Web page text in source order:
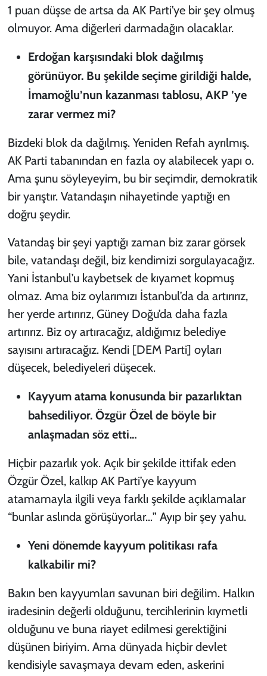
1 puan düşse de artsa da AK Parti’ye bir şey olmuş
olmuyor. Ama diğerleri darmadağın olacaklar.
Erdoğan karşısındaki blok dağılmış
görünüyor. Bu şekilde seçime girildiği halde,
İmamoğlu’nun kazanması tablosu, AKP ’ye
zarar vermez mi?
Bizdeki blok da dağılmış. Yeniden Refah ayrılmış.
AK Parti tabanından en fazla oy alabilecek yapı o.
Ama şunu söyleyeyim, bu bir seçimdir, demokratik
bir yarıştır. Vatandaşın nihayetinde yaptığı en
doğru şeydir.
Vatandaş bir şeyi yaptığı zaman biz zarar görsek
bile, vatandaşı değil, biz kendimizi sorgulayacağız.
Yani İstanbul’u kaybetsek de kıyamet kopmuş
olmaz. Ama biz oylarımızı İstanbul’da da artırırız,
her yerde artırırız, Güney Doğu’da daha fazla
artırırız. Biz oy artıracağız, aldığımız belediye
sayısını artıracağız. Kendi [DEM Parti] oyları
düşecek, belediyeleri düşecek.
Kayyum atama konusunda bir pazarlıktan
bahsediliyor. Özgür Özel de böyle bir
anlaşmadan söz etti…
Hiçbir pazarlık yok. Açık bir şekilde ittifak eden
Özgür Özel, kalkıp AK Parti’ye kayyum
atamamayla ilgili veya farklı şekilde açıklamalar
“bunlar aslında görüşüyorlar…” Ayıp bir şey yahu.
Yeni dönemde kayyum politikası rafa
kalkabilir mi?
Bakın ben kayyumları savunan biri değilim. Halkın
iradesinin değerli olduğunu, tercihlerinin kıymetli
olduğunu ve buna riayet edilmesi gerektiğini
düşünen biriyim. Ama dünyada hiçbir devlet
kendisiyle savaşmaya devam eden, askerini